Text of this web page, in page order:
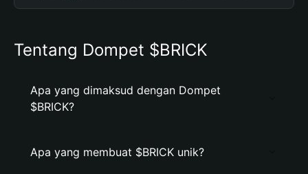
Tentang Dompet $BRICK
Apa yang dimaksud dengan Dompet
$BRICK?
Apa yang membuat $BRICK unik?